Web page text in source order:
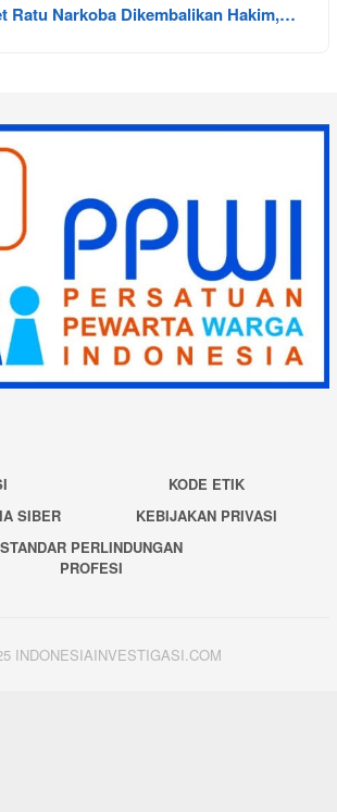
Ratu Narkoba Dikembalikan Hakim,…
KODE ETIK
SIBER
KEBIJAKAN PRIVASI
STANDAR PERLINDUNGAN
PROFESI
INDONESIAINVESTIGASI.COM